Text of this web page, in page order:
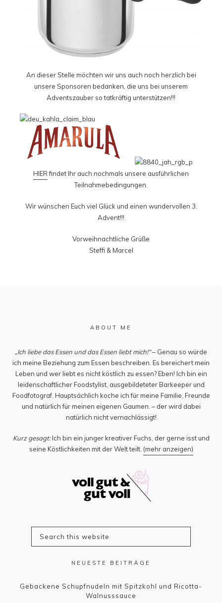
An dieser Stelle möchten wir uns auch noch herzlich bei
unsere Sponsoren bedanken, die uns bei unserem
Adventszauber so tatkräftig unterstützen!!!
HIERfindet Ihr auch nochmals unsere ausführlichen
Teilnahmebedingungen.
Wir wünschen Euch viel Glück und einen wundervollen 3.
Advent!!!
Vorweihnachtliche Grüße
Steffi & Marcel
ABOUT ME
„Ich liebe das Essen und das Essen liebt mich!“– Genau so würde
ich meine Beziehung zum Essen beschreiben. Es bereichert mein
Leben und wer liebt es nicht köstlich zu essen? Eben! Ich bin ein
leidenschaftlicher Foodstylist, ausgebildeteter Barkeeper und
Foodfotograf. Hauptsächlich koche ich für meine Familie, Freunde
und natürlich für meinen eigenen Gaumen. – der wird dabei
natürlich nicht vernachlässigt!
Kurz gesagt:Ich bin ein junger kreativer Fuchs, der gerne isst und
seine Köstlichkeiten mit der Welt teilt. (mehr anzeigen)
NEUESTE BEITRÄGE
Gebackene Schupfnudeln mit Spitzkohl und Ricotta-
Walnusssauce